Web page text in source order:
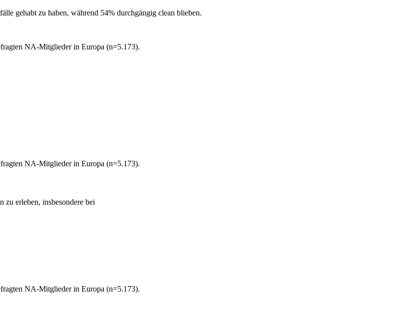
gehabt zu haben, während 54% durchgängig clean blieben.
NA-Mitglieder in Europa (n=5.173).
NA-Mitglieder in Europa (n=5.173).
zu erleben, insbesondere bei
NA-Mitglieder in Europa (n=5.173).